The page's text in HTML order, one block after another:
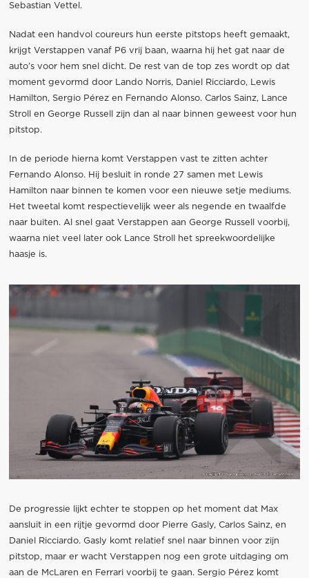
Sebastian Vettel.
Nadat een handvol coureurs hun eerste pitstops heeft gemaakt,
krijgt Verstappen vanaf P6 vrij baan, waarna hij het gat naar de
auto’s voor hem snel dicht. De rest van de top zes wordt op dat
moment gevormd door Lando Norris, Daniel Ricciardo, Lewis
Hamilton, Sergio Pérez en Fernando Alonso. Carlos Sainz, Lance
Stroll en George Russell zijn dan al naar binnen geweest voor hun
pitstop.
In de periode hierna komt Verstappen vast te zitten achter
Fernando Alonso. Hij besluit in ronde 27 samen met Lewis
Hamilton naar binnen te komen voor een nieuwe setje mediums.
Het tweetal komt respectievelijk weer als negende en twaalfde
naar buiten. Al snel gaat Verstappen aan George Russell voorbij,
waarna niet veel later ook Lance Stroll het spreekwoordelijke
haasje is.
De progressie lijkt echter te stoppen op het moment dat Max
aansluit in een rijtje gevormd door Pierre Gasly, Carlos Sainz, en
Daniel Ricciardo. Gasly komt relatief snel naar binnen voor zijn
pitstop, maar er wacht Verstappen nog een grote uitdaging om
aan de McLaren en Ferrari voorbij te gaan. Sergio Pérez komt